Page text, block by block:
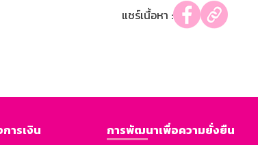
แชร์เนื้อหา :
ารเงิน
การพัฒนาเพื่อความยั่งยืน